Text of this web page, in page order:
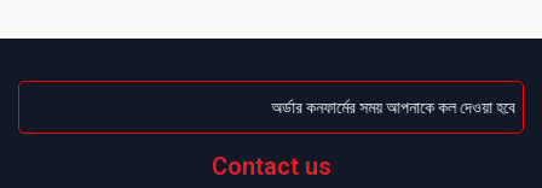
অর্ডার কনফার্মের সময় আপনাকে কল দেওয়া হবে ।
Contact us